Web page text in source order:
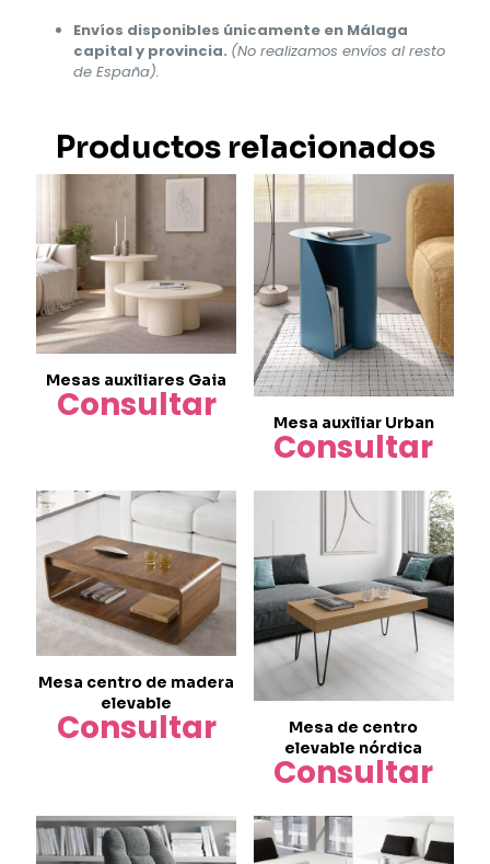
Envíos disponibles únicamente en Málaga
capital y provincia. (No realizamos envíos al resto
de España).
Productos relacionados
Mesas auxiliares Gaia
Consultar Mesa auxiliar Urban
Consultar
Mesa centro de madera
elevable
Consultar
Mesa de centro
elevable nórdica
Consultar